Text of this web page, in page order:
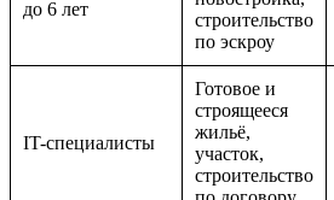
до 6 лет
строительство
по эскроу
IT-специалисты
Готовое и
строящееся
жильё,
участок,
строительство